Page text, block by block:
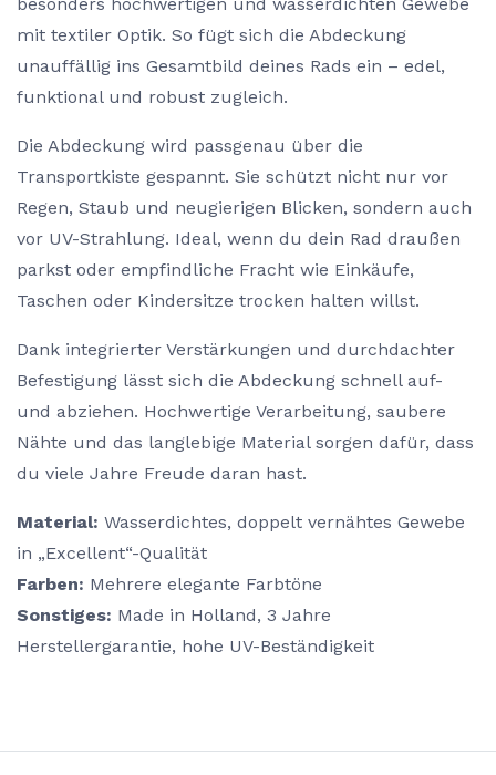
mit textiler Optik. So fügt sich die Abdeckung
unauffällig ins Gesamtbild deines Rads ein – edel,
funktional und robust zugleich.
Die Abdeckung wird passgenau über die
Transportkiste gespannt. Sie schützt nicht nur vor
Regen, Staub und neugierigen Blicken, sondern auch
vor UV-Strahlung. Ideal, wenn du dein Rad draußen
parkst oder empfindliche Fracht wie Einkäufe,
Taschen oder Kindersitze trocken halten willst.
Dank integrierter Verstärkungen und durchdachter
Befestigung lässt sich die Abdeckung schnell auf-
und abziehen. Hochwertige Verarbeitung, saubere
Nähte und das langlebige Material sorgen dafür, dass
du viele Jahre Freude daran hast.
Material: Wasserdichtes, doppelt vernähtes Gewebe
in „Excellent“-Qualität
Farben: Mehrere elegante Farbtöne
Sonstiges: Made in Holland, 3 Jahre
Herstellergarantie, hohe UV-Beständigkeit